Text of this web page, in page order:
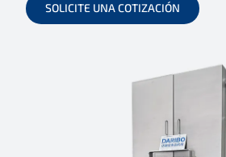
SOLICITE UNA COTIZACIÓN